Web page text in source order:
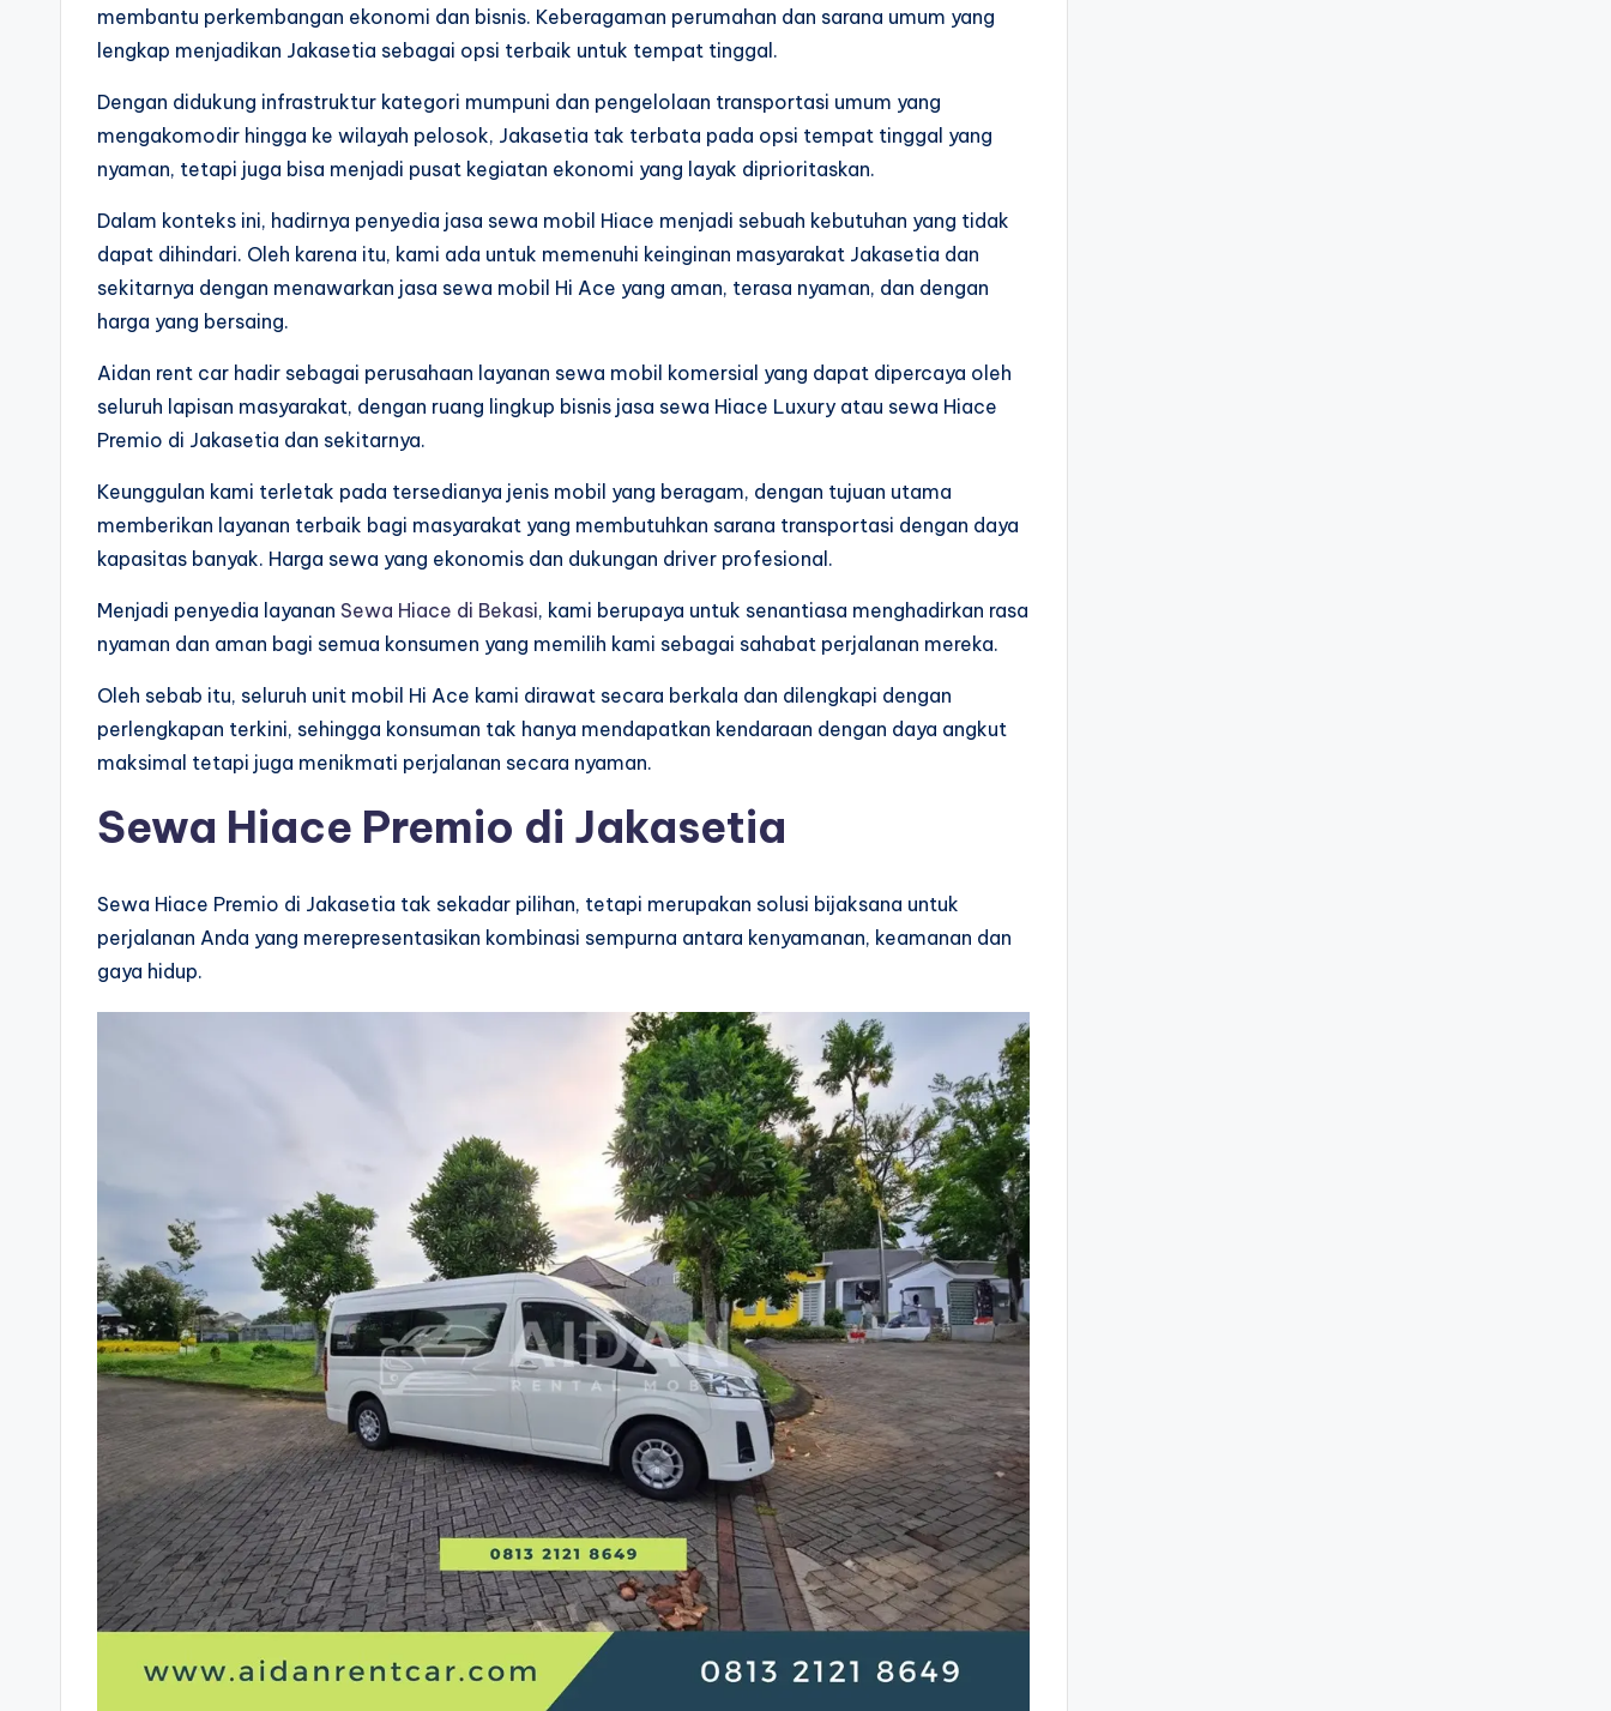
membantu perkembangan ekonomi dan bisnis. Keberagaman perumahan dan sarana umum yang
lengkap menjadikan Jakasetia sebagai opsi terbaik untuk tempat tinggal.
Dengan didukung infrastruktur kategori mumpuni dan pengelolaan transportasi umum yang
mengakomodir hingga ke wilayah pelosok, Jakasetia tak terbata pada opsi tempat tinggal yang
nyaman, tetapi juga bisa menjadi pusat kegiatan ekonomi yang layak diprioritaskan.
Dalam konteks ini, hadirnya penyedia jasa sewa mobil Hiace menjadi sebuah kebutuhan yang tidak
dapat dihindari. Oleh karena itu, kami ada untuk memenuhi keinginan masyarakat Jakasetia dan
sekitarnya dengan menawarkan jasa sewa mobil Hi Ace yang aman, terasa nyaman, dan dengan
harga yang bersaing.
Aidan rent car hadir sebagai perusahaan layanan sewa mobil komersial yang dapat dipercaya oleh
seluruh lapisan masyarakat, dengan ruang lingkup bisnis jasa sewa Hiace Luxury atau sewa Hiace
Premio di Jakasetia dan sekitarnya.
Keunggulan kami terletak pada tersedianya jenis mobil yang beragam, dengan tujuan utama
memberikan layanan terbaik bagi masyarakat yang membutuhkan sarana transportasi dengan daya
kapasitas banyak. Harga sewa yang ekonomis dan dukungan driver profesional.
Menjadi penyedia layanan Sewa Hiace di Bekasi, kami berupaya untuk senantiasa menghadirkan rasa
nyaman dan aman bagi semua konsumen yang memilih kami sebagai sahabat perjalanan mereka.
Oleh sebab itu, seluruh unit mobil Hi Ace kami dirawat secara berkala dan dilengkapi dengan
perlengkapan terkini, sehingga konsuman tak hanya mendapatkan kendaraan dengan daya angkut
maksimal tetapi juga menikmati perjalanan secara nyaman.
Sewa Hiace Premio di Jakasetia
Sewa Hiace Premio di Jakasetia tak sekadar pilihan, tetapi merupakan solusi bijaksana untuk
perjalanan Anda yang merepresentasikan kombinasi sempurna antara kenyamanan, keamanan dan
gaya hidup.